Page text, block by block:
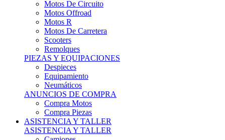
Motos R
Motos De Carretera
Scooters
Remolques
PIEZAS Y EQUIPACIONES
Despieces
Equipamiento
Neumáticos
ANUNCIOS DE COMPRA
Compra Motos
Compra Piezas
ASISTENCIA Y TALLER
ASISTENCIA Y TALLER
Camiones
Autobuses